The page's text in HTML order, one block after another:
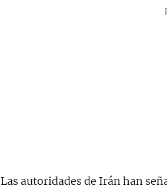
Las autoridades de Irán han